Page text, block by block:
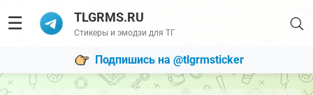
☰ TLGRMS.RU
Стикеры и эмодзи для ТГ
Подпишись на @tlgrmsticker